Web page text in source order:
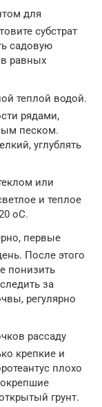
для
субстрат
садовую
равных
теплой водой.
рядами,
песком.
углублять
или
и теплое
оС.
первые
После этого
понизить
за
регулярно
рассаду
крепкие и
плохо
грунт.